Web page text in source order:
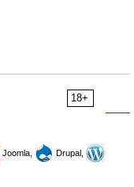
18+
Joomla,
Drupal,